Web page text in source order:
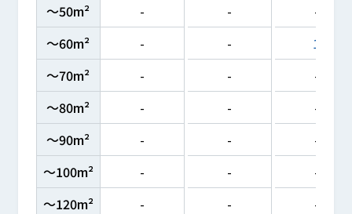
～50m²
～60m²
～70m²
～80m²
～90m²
～100m²
～120m²
-
-
-
-
-
-
-
-
-
-
-
-
-
-
-
1
-
-
-
-
-